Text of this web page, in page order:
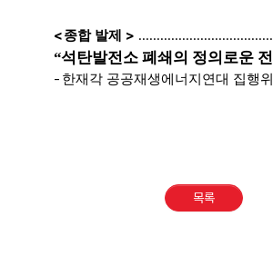
<종합 발제 >
“석탄발전소 폐쇄의 정의로운
- 한재각 공공재생에너지연대 집행
목록